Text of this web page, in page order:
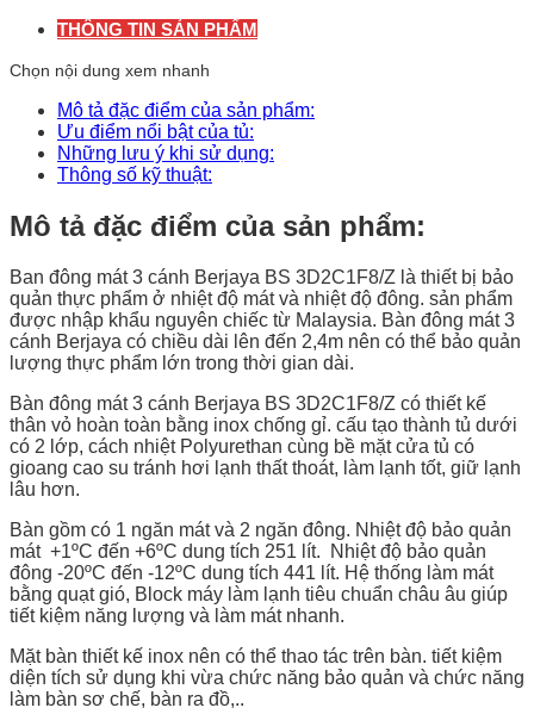
THÔNG TIN SẢN PHẨM
Chọn nội dung xem nhanh
Mô tả đặc điểm của sản phẩm:
Ưu điểm nổi bật của tủ:
Những lưu ý khi sử dụng:
Thông số kỹ thuật:
Mô tả đặc điểm của sản phẩm:
Ban đông mát 3 cánh Berjaya BS 3D2C1F8/Z là thiết bị bảo
quản thực phẩm ở nhiệt độ mát và nhiệt độ đông. sản phẩm
được nhập khẩu nguyên chiếc từ Malaysia. Bàn đông mát 3
cánh Berjaya có chiều dài lên đến 2,4m nên có thể bảo quản
lượng thực phẩm lớn trong thời gian dài.
Bàn đông mát 3 cánh Berjaya BS 3D2C1F8/Z có thiết kế
thân vỏ hoàn toàn bằng inox chống gỉ. cấu tạo thành tủ dưới
có 2 lớp, cách nhiệt Polyurethan cùng bề mặt cửa tủ có
gioang cao su tránh hơi lạnh thất thoát, làm lạnh tốt, giữ lạnh
lâu hơn.
Bàn gồm có 1 ngăn mát và 2 ngăn đông. Nhiệt độ bảo quản
mát +1ºC đến +6ºC dung tích 251 lít. Nhiệt độ bảo quản
đông -20ºC đến -12ºC dung tích 441 lít. Hệ thống làm mát
bằng quạt gió, Block máy làm lạnh tiêu chuẩn châu âu giúp
tiết kiệm năng lượng và làm mát nhanh.
Mặt bàn thiết kế inox nên có thể thao tác trên bàn. tiết kiệm
diện tích sử dụng khi vừa chức năng bảo quản và chức năng
làm bàn sơ chế, bàn ra đồ,..